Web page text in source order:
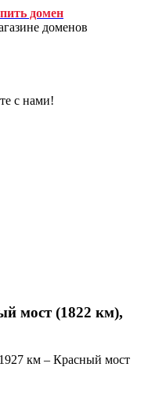
домен
доменов
с нами!
мост (1822 км),
км – Красный мост